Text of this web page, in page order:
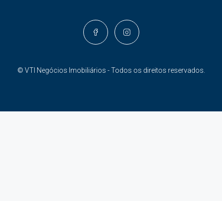
© VTI Negócios Imobiliários - Todos os direitos reservados.